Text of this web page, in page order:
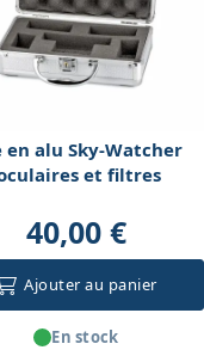
en alu Sky-Watcher
et filtres
40,00 €
Ajouter au panier
En stock